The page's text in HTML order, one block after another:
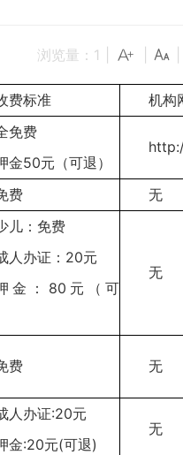
浏览量： 1
费标准 机构
免费
金50元（可退）
费 无
儿：免费
人办证：20元
金：80元（可
无
费 无
人办证:20元
金:20元(可退)
无